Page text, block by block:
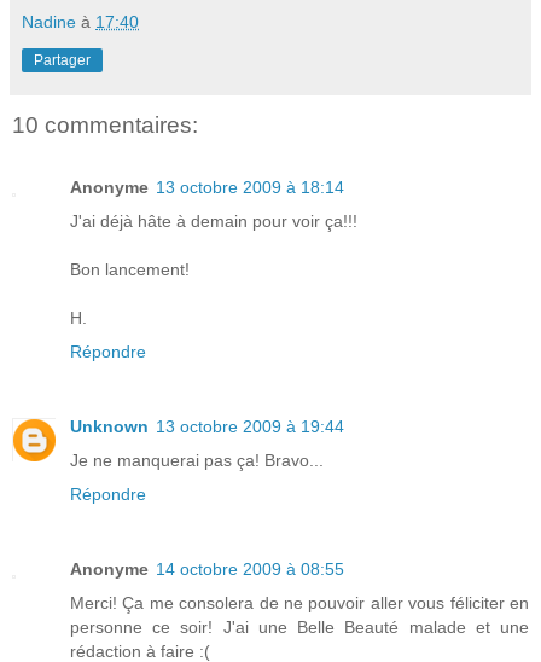
Nadine à 17:40
Partager
10 commentaires:
Anonyme 13 octobre 2009 à 18:14
J'ai déjà hâte à demain pour voir ça!!!
Bon lancement!
H.
Répondre
Unknown 13 octobre 2009 à 19:44
Je ne manquerai pas ça! Bravo...
Répondre
Anonyme 14 octobre 2009 à 08:55
Merci! Ça me consolera de ne pouvoir aller vous féliciter en
personne ce soir! J'ai une Belle Beauté malade et une
rédaction à faire :(